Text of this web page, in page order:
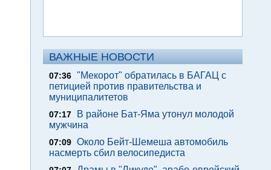
ВАЖНЫЕ НОВОСТИ
07:36 "Мекорот" обратилась в БАГАЦ с
петицией против правительства и
муниципалитетов
07:17
В районе Бат-Яма утонул молодой
мужчина
07:09 Около Бейт-Шемеша автомобиль
насмерть сбил велосипедиста